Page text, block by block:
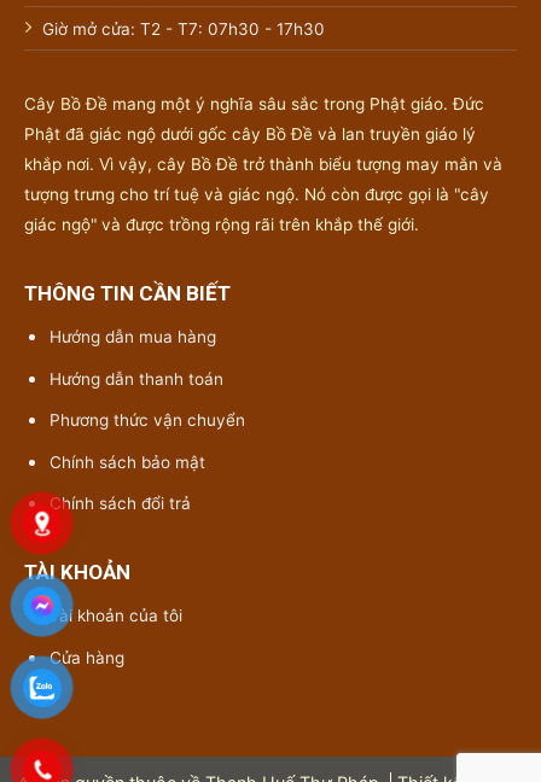
Giờ mở cửa: T2 - T7: 07h30 - 17h30
Cây Bồ Đề mang một ý nghĩa sâu sắc trong Phật giáo. Đức
Phật đã giác ngộ dưới gốc cây Bồ Đề và lan truyền giáo lý
khắp nơi. Vì vậy, cây Bồ Đề trở thành biểu tượng may mắn và
tượng trưng cho trí tuệ và giác ngộ. Nó còn được gọi là "cây
giác ngộ" và được trồng rộng rãi trên khắp thế giới.
THÔNG TIN CẦN BIẾT
Hướng dẫn mua hàng
Hướng dẫn thanh toán
Phương thức vận chuyển
Chính sách bảo mật
Chính sách đổi trả
TÀI KHOẢN
Tài khoản của tôi
Cửa hàng